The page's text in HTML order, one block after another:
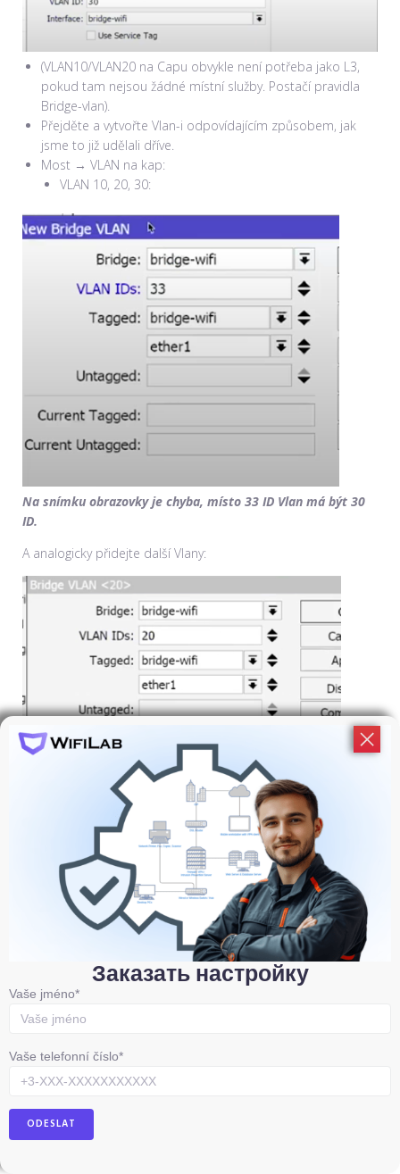
(VLAN10/VLAN20 na Capu obvykle není potřeba jako L3,
pokud tam nejsou žádné místní služby. Postačí pravidla
Bridge-vlan).
Přejděte a vytvořte Vlan-i odpovídajícím způsobem, jak
jsme to již udělali dříve.
Most → VLAN na kap:
VLAN 10, 20, 30:
Na snímku obrazovky je chyba, místo 33 ID Vlan má být 30
ID.
A analogicky přidejte další Vlany:
Untagged: (prázdné) – Zde nic neměňte, nemáme
žádné neoznačené porty.
Заказать настройку
Vaše jméno*
Vaše telefonní číslo*